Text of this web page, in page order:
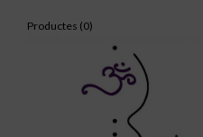
Productes (0)